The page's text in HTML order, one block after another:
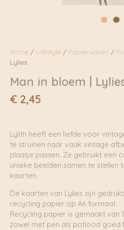
Home / Lifestyle / Papierwaren /
Lylies
Man in bloem |
€ 2,45
Lylith heeft een liefde voor
te struinen naar vaak vintage
plaatje passen. Ze gebruikt een
unieke beelden samen te stellen
kaarten.
De kaarten van Lylies zijn
recycling papier op A6 formaat.
Recycling papier is gemaakt van
zowel met pen als potlood goed